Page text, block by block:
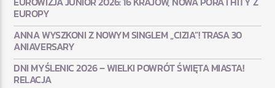
EUROPY
ANNA WYSZKONI Z NOWYM SINGLEM „CIZIA”! TRASA 30
ANIAVERSARY
DNI MYŚLENIC 2026 – WIELKI POWRÓT ŚWIĘTA MIASTA!
RELACJA